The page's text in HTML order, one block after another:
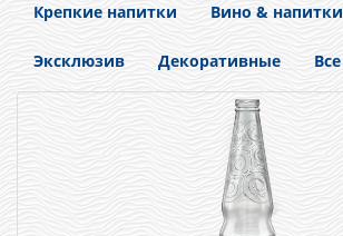
Крепкие напитки Вино & напитки
Эксклюзив Декоративные Все